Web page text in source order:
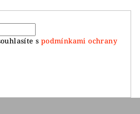
s podmínkami ochrany